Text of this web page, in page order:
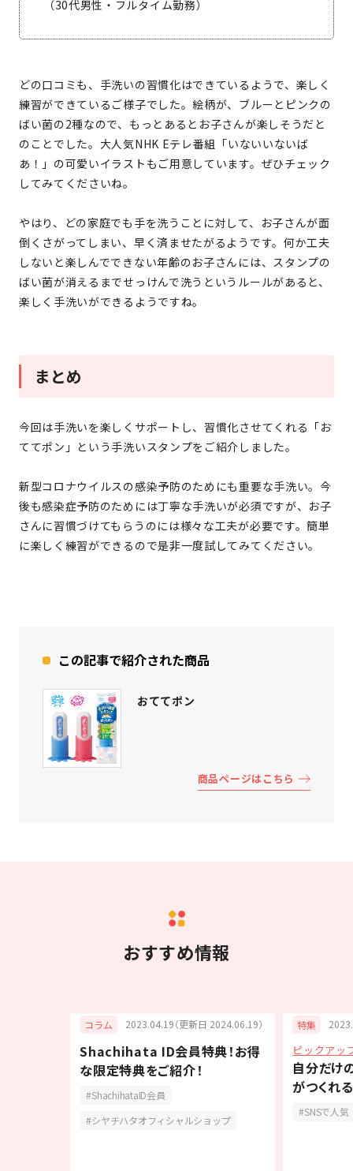
（30代男性・フルタイム勤務）
どの口コミも、手洗いの習慣化はできているようで、楽しく
練習ができているご様子でした。絵柄が、ブルーとピンクの
ばい菌の2種なので、もっとあるとお子さんが楽しそうだと
のことでした。大人気NHK Eテレ番組「いないいないば
あ！」の可愛いイラストもご用意しています。ぜひチェック
してみてくださいね。
やはり、どの家庭でも手を洗うことに対して、お子さんが面
倒くさがってしまい、早く済ませたがるようです。何か工夫
しないと楽しんでできない年齢のお子さんには、スタンプの
ばい菌が消えるまでせっけんで洗うというルールがあると、
楽しく手洗いができるようですね。
まとめ
今回は手洗いを楽しくサポートし、習慣化させてくれる「お
ててポン」という手洗いスタンプをご紹介しました。
新型コロナウイルスの感染予防のためにも重要な手洗い。今
後も感染症予防のためには丁寧な手洗いが必須ですが、お子
さんに習慣づけてもらうのには様々な工夫が必要です。簡単
に楽しく練習ができるので是非一度試してみてください。
この記事で紹介された商品
おててポン
商品ページはこちら
おすすめ情報
コラム 2023.04.19（更新日 2024.06.19）
Shachihata ID会員特典！お得
な限定特典をご紹介！
ShachihataID会員
シヤチハタオフィシャルショップ
特集
ピックアッ
自分だけ
がつくれ
「OSMO(
SNSで人気